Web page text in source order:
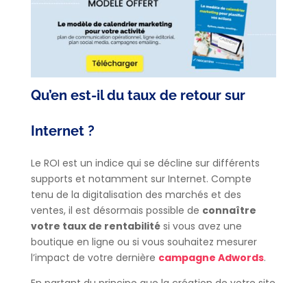
Qu’en est-il du taux de retour sur
Internet ?
Le ROI est un indice qui se décline sur différents
supports et notamment sur Internet. Compte
tenu de la digitalisation des marchés et des
ventes, il est désormais possible de connaître
votre taux de rentabilitési vous avez une
boutique en ligne ou si vous souhaitez mesurer
l’impact de votre dernière campagne Adwords.